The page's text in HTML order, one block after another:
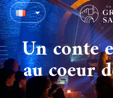
Un conte
au coeur